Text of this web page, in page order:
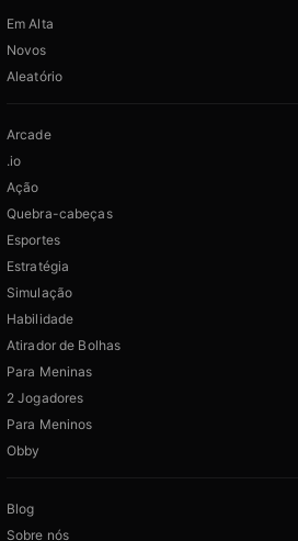
Em Alta
Novos
Aleatório
Arcade
.io
Ação
Quebra-cabeças
Esportes
Estratégia
Simulação
Habilidade
Atirador de Bolhas
Para Meninas
2 Jogadores
Para Meninos
Obby
Blog
Sobre nós